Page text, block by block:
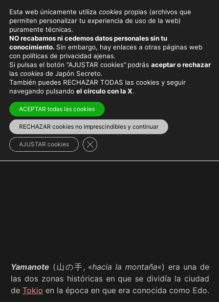
YAMANOTE
Viaja con el mejor seguro y
Región de Kantō > Tokio
Yamanote (山の手, «hacia la montaña«) era una de
las dos zonas históricas en que se dividía la ciudad
de Tokio en la época en que era conocida como Edo.
Esta web únicamente utiliza cookies propias (archivos que
permiten personalizar tu experiencia de uso de la web)
puramente técnicas.
NO recabamos ni cedemos datos personales sin tu
conocimiento. Sin embargo, hay enlaces a otras páginas web
con políticas de privacidad ajenas.
Si pulsas el botón "AJUSTAR cookies" podrás aceptar o rechazar
las cookies de Japón Secreto.
También puedes RECHAZAR TODAS las cookies y seguir
navegando pulsando el círculo con la X.
ACEPTAR todas las cookies
RECHAZAR cookies no imprescindibles y continuar
AJUSTAR cookies Cerrar el banner de cookies RGPD